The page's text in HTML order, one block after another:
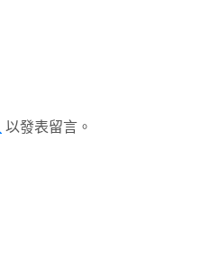
以發表留言。